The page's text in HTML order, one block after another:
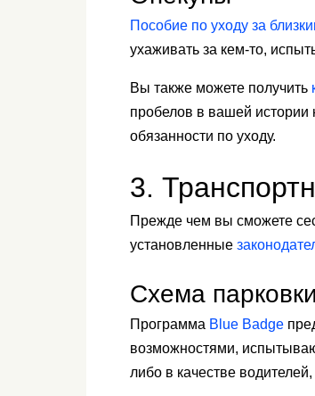
Пособие по уходу за
ухаживать за кем-то,
Вы также можете получить
пробелов в вашей истории
обязанности по уходу.
3.
Прежде чем вы сможете
установленные
Схема
Программа Blue Badge
возможностями,
либо в качестве